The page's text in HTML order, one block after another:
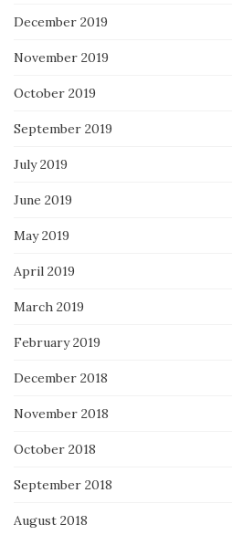
December 2019
November 2019
October 2019
September 2019
July 2019
June 2019
May 2019
April 2019
March 2019
February 2019
December 2018
November 2018
October 2018
September 2018
August 2018